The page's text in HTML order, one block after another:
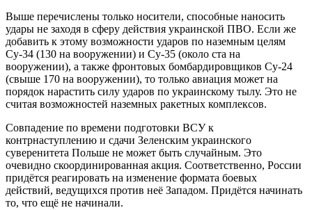
Выше перечислены только носители, способные наносить
удары не заходя в сферу действия украинской ПВО. Если же
добавить к этому возможности ударов по наземным целям
Су-34 (130 на вооружении) и Су-35 (около ста на
вооружении), а также фронтовых бомбардировщиков Су-24
(свыше 170 на вооружении), то только авиация может на
порядок нарастить силу ударов по украинскому тылу. Это не
считая возможностей наземных ракетных комплексов.
Совпадение по времени подготовки ВСУ к
контрнаступлению и сдачи Зеленским украинского
суверенитета Польше не может быть случайным. Это
очевидно скоординированная акция. Соответственно, России
придётся реагировать на изменение формата боевых
действий, ведущихся против неё Западом. Придётся начинать
то, что ещё не начинали.